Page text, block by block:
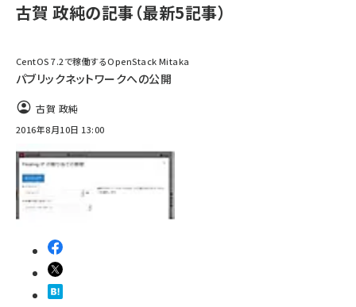
古賀 政純の記事（最新5記事）
CentOS 7.2で稼働するOpenStack Mitaka
パブリックネットワークへの公開
古賀 政純
2016年8月10日 13:00